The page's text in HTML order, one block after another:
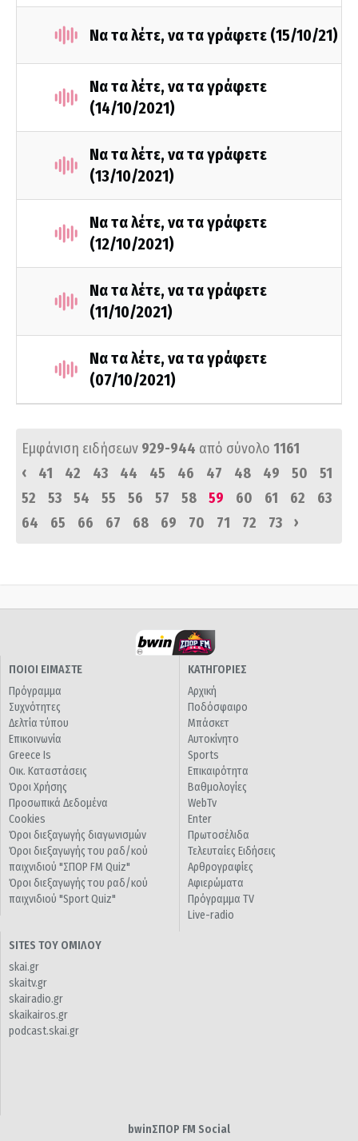
Να τα λέτε, να τα γράφετε (15/10/21)
Να τα λέτε, να τα γράφετε
(14/10/2021)
Να τα λέτε, να τα γράφετε
(13/10/2021)
Να τα λέτε, να τα γράφετε
(12/10/2021)
Να τα λέτε, να τα γράφετε
(11/10/2021)
Να τα λέτε, να τα γράφετε
(07/10/2021)
Εμφάνιση ειδήσεων 929-944 από σύνολο 1161
‹
41 42 43 44 45 46 47 48 49 50
51
52
53 54 55 56 57 58 59 60 61 62
63
64
65 66 67 68 69 70 71 72 73 ›
ΠΟΙΟΙ ΕΙΜΑΣΤΕ
Πρόγραμμα
Συχνότητες
Δελτία τύπου
Επικοινωνία
Greece Is
Οικ. Καταστάσεις
Όροι Χρήσης
Προσωπικά Δεδομένα
Cookies
Όροι διεξαγωγής διαγωνισμών
Όροι διεξαγωγής του ραδ/κού
παιχνιδιού "ΣΠΟΡ FM Quiz"
Όροι διεξαγωγής του ραδ/κού
παιχνιδιού "Sport Quiz"
ΚΑΤΗΓΟΡΙΕΣ
Αρχική
Ποδόσφαιρο
Μπάσκετ
Αυτοκίνητο
Sports
Επικαιρότητα
Βαθμολογίες
WebTv
Enter
Πρωτοσέλιδα
Τελευταίες Ειδήσεις
Αρθρογραφίες
Αφιερώματα
Πρόγραμμα TV
Live-radio
SITES ΤΟΥ ΟΜΙΛΟΥ
skai.gr
skaitv.gr
skairadio.gr
skaikairos.gr
podcast.skai.gr
bwinΣΠΟΡ FM Social